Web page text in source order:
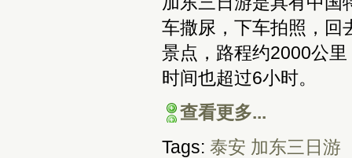
车撒尿，下车拍照，回
景点，路程约2000公
时间也超过6小时。
查看更多...
Tags: 泰安 加东三日游